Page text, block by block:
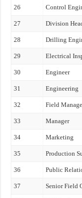
26 Control
27 Division
28 Drilling
29 Electrical
30 Engineer
31 Engineering
32 Field
33 Manager
34 Marketing
35 Production
36 Public
37 Senior Field